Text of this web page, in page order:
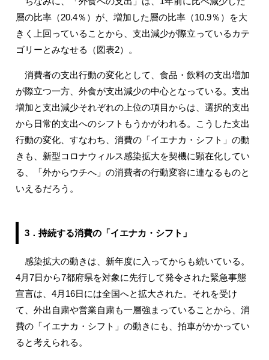
層の比率（20.4％）が、増加した層の比率（10.9％）を大
きく上回っていることから、支出減少が際立っているカテ
ゴリーとみなせる（図表2）。
消費者の支出行動の変化として、食品・飲料の支出増加
が際立つ一方、外食が支出減少の中心となっている。支出
増加と支出減少それぞれの上位の項目からは、選択的支出
から日常的支出へのシフトもうかがわれる。こうした支出
行動の変化、すなわち、消費の「イエナカ・シフト」の動
きも、新型コロナウィルス感染拡大を契機に顕在化してい
る、「外からウチへ」の消費者の行動変容に連なるものと
いえるだろう。
3．持続する消費の「イエナカ・シフト」
感染拡大の動きは、新年度に入ってからも続いている。
4月7日から7都府県を対象に先行して発令された緊急事態
宣言は、4月16日には全国へと拡大された。それを受け
て、外出自粛や営業自粛も一層強まっていることから、消
費の「イエナカ・シフト」の動きにも、拍車がかかってい
ると考えられる。